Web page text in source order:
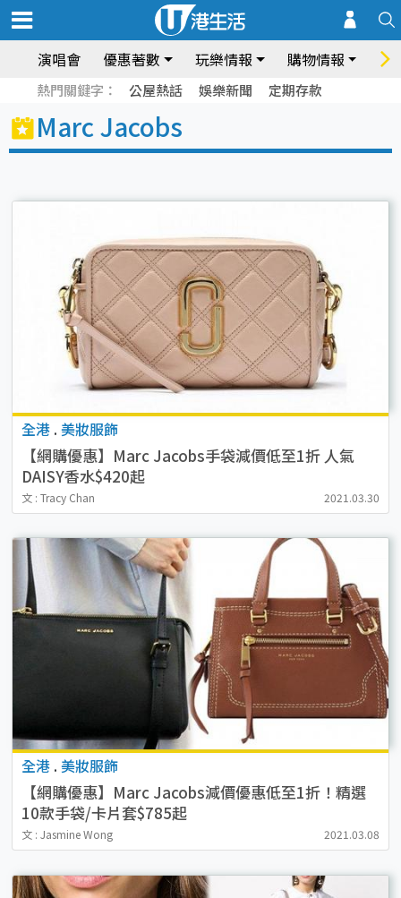
演唱會 優惠著數 玩樂情報 購物情報 飲
熱門關鍵字： 公屋熱話 娛樂新聞 定期存款
Marc Jacobs
全港 . 美妝服飾
【網購優惠】Marc Jacobs手袋減價低至1折 人氣
DAISY香水$420起
文 : Tracy Chan 2021.03.30
全港 . 美妝服飾
【網購優惠】Marc Jacobs減價優惠低至1折！精選
10款手袋/卡片套$785起
文 : Jasmine Wong 2021.03.08